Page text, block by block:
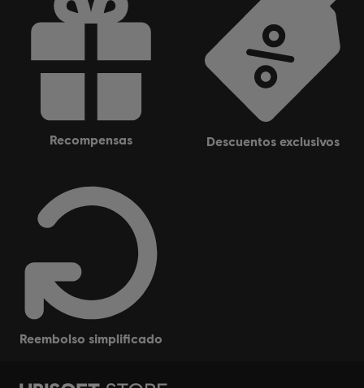
© 2020 Ubisoft Entertainment. All Rights Reserved. Assassin's Creed, Ubisoft and the
Ubisoft logo are registered or unregistered trademarks of Ubisoft Entertainment in the
U.S. and/or other countries.
recompensas descuentos exclusivos
reembolso simplificado